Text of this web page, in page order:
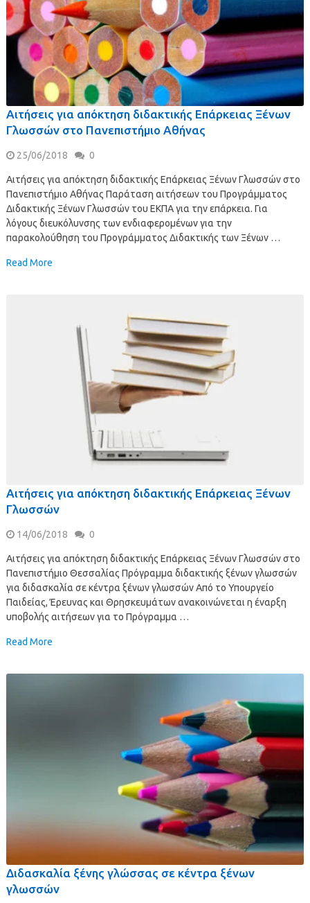
Αιτήσεις για απόκτηση διδακτικής Επάρκειας Ξένων
Γλωσσών στο Πανεπιστήμιο Αθήνας
25/06/2018 0
Αιτήσεις για απόκτηση διδακτικής Επάρκειας Ξένων Γλωσσών στο
Πανεπιστήμιο Αθήνας Παράταση αιτήσεων του Προγράμματος
Διδακτικής Ξένων Γλωσσών του ΕΚΠΑ για την επάρκεια. Για
λόγους διευκόλυνσης των ενδιαφερομένων για την
παρακολούθηση του Προγράμματος Διδακτικής των Ξένων …
Read More
Αιτήσεις για απόκτηση διδακτικής Επάρκειας Ξένων
Γλωσσών
14/06/2018 0
Αιτήσεις για απόκτηση διδακτικής Επάρκειας Ξένων Γλωσσών στο
Πανεπιστήμιο Θεσσαλίας Πρόγραμμα διδακτικής ξένων γλωσσών
για διδασκαλία σε κέντρα ξένων γλωσσών Από το Υπουργείο
Παιδείας, Έρευνας και Θρησκευμάτων ανακοινώνεται η έναρξη
υποβολής αιτήσεων για το Πρόγραμμα …
Read More
Διδασκαλία ξένης γλώσσας σε κέντρα ξένων
γλωσσών